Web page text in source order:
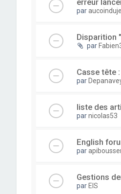
par
Disparition
par
Casse tête
par
liste des
parnicolas53
English
par
Gestions
par EIS